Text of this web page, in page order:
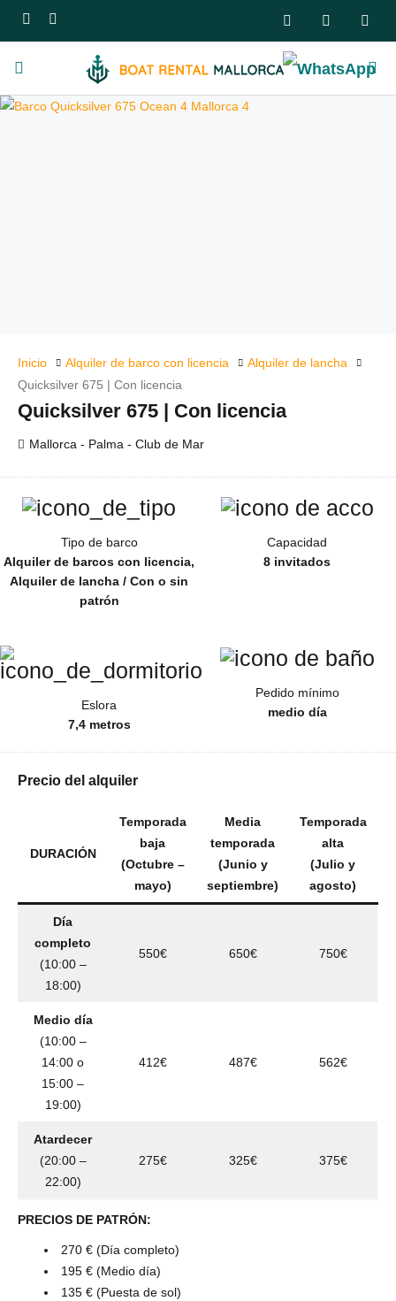
Inicio Alquiler de barco con licencia
Alquiler de lancha
Quicksilver 675 | Con licencia
Quicksilver 675 | Con licencia
Mallorca - Palma - Club de Mar
Tipo de barco
Alquiler de barcos con licencia,
Alquiler de lancha / Con o sin
patrón
Capacidad
8 invitados
Eslora
7,4 metros
Pedido mínimo
medio día
Precio del alquiler
DURACIÓN
Temporada
baja
(Octubre –
mayo)
Media
temporada
(Junio y
septiembre)
Temporada
alta
(Julio y
agosto)
Día
completo
(10:00 –
18:00)
550€ 650€ 750€
Medio día
(10:00 –
14:00 o
15:00 –
19:00)
412€ 487€ 562€
Atardecer
(20:00 –
22:00)
275€ 325€ 375€
PRECIOS DE PATRÓN:
270 € (Día completo)
195 € (Medio día)
135 € (Puesta de sol)